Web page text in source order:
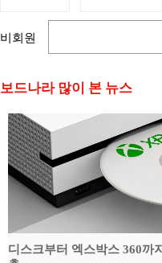
비회원
보드나라 많이 본 뉴스
디스크부터 엑스박스 360까